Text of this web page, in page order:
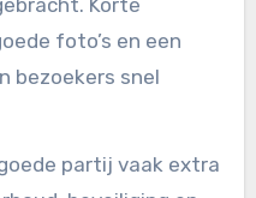
Korte
foto’s en een
bezoekers snel
partij vaak extra